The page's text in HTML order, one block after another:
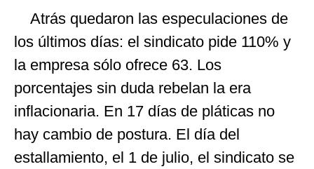
Atrás quedaron las especulaciones de
los últimos días: el sindicato pide 110% y
la empresa sólo ofrece 63. Los
porcentajes sin duda rebelan la era
inflacionaria. En 17 días de pláticas no
hay cambio de postura. El día del
estallamiento, el 1 de julio, el sindicato se